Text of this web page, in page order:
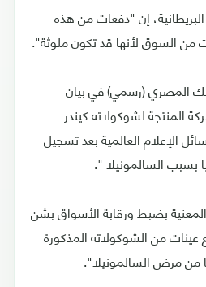
البريطانية، إن "دفعات من هذه
السوق لأنها قد تكون ملوثة".
المصري (رسمي) في بيان
المنتجة لشوكولاته كيندر
الإعلام العالمية بعد تسجيل
بضبط ورقابة الأسواق بشن
من الشوكولاته المذكورة
من مرض السالمونيلا".